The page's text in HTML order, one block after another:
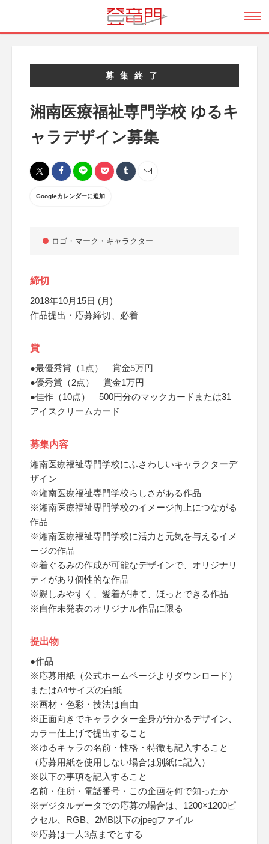
募集終了
湘南医療福祉専門学校 ゆるキ
ャラデザイン募集
Googleカレンダーに追加
ロゴ・マーク・キャラクター
締切
2018年10月15日 (月)
作品提出・応募締切、必着
賞
●最優秀賞（1点） 賞金5万円
●優秀賞（2点） 賞金1万円
●佳作（10点） 500円分のマックカードまたは31
アイスクリームカード
募集内容
湘南医療福祉専門学校にふさわしいキャラクターデ
ザイン
※湘南医療福祉専門学校らしさがある作品
※湘南医療福祉専門学校のイメージ向上につながる
作品
※湘南医療福祉専門学校に活力と元気を与えるイメ
ージの作品
※着ぐるみの作成が可能なデザインで、オリジナリ
ティがあり個性的な作品
※親しみやすく、愛着が持て、ほっとできる作品
※自作未発表のオリジナル作品に限る
提出物
●作品
※応募用紙（公式ホームページよりダウンロード）
またはA4サイズの白紙
※画材・色彩・技法は自由
※正面向きでキャラクター全身が分かるデザイン、
カラー仕上げで提出すること
※ゆるキャラの名前・性格・特徴も記入すること
（応募用紙を使用しない場合は別紙に記入）
※以下の事項を記入すること
名前・住所・電話番号・この企画を何で知ったか
※デジタルデータでの応募の場合は、1200×1200ピ
クセル、RGB、2MB以下のjpegファイル
※応募は一人3点までとする